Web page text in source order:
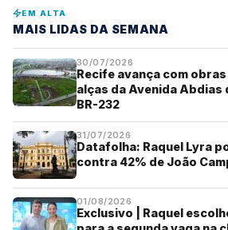
EM ALTA
MAIS LIDAS DA SEMANA
30/07/2026
Recife avança com
alças da Avenida Abdias
BR-232
31/07/2026
Datafolha: Raquel Lyra
contra 42% de João
01/08/2026
Exclusivo | Raquel